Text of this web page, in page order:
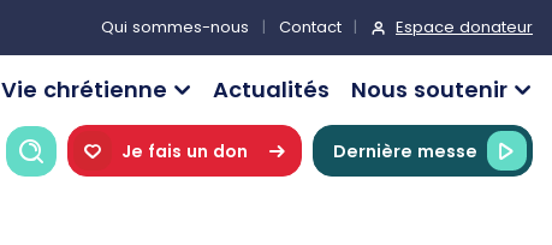
Qui sommes-nous Contact Espace donateur
Vie chrétienne Actualités Nous soutenir
RechercheJe fais un don Dernière messe